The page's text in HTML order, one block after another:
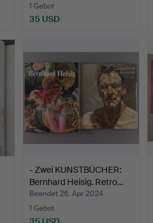
1 Gebot
35 USD
- Zwei KUNSTBÜCHER:
Bernhard Heisig. Retro…
Beendet 26. Apr 2024
1 Gebot